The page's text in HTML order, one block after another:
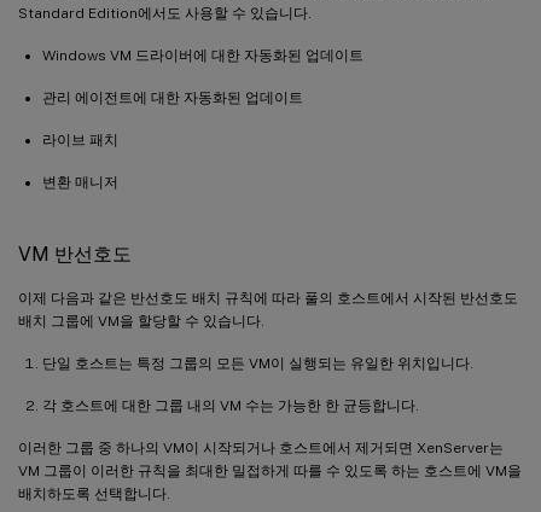
Standard Edition에서도 사용할 수 있습니다.
Windows VM 드라이버에 대한 자동화된 업데이트
관리 에이전트에 대한 자동화된 업데이트
라이브 패치
변환 매니저
VM 반선호도
이제 다음과 같은 반선호도 배치 규칙에 따라 풀의 호스트에서 시작된 반선호도
배치 그룹에 VM을 할당할 수 있습니다.
단일 호스트는 특정 그룹의 모든 VM이 실행되는 유일한 위치입니다.
각 호스트에 대한 그룹 내의 VM 수는 가능한 한 균등합니다.
이러한 그룹 중 하나의 VM이 시작되거나 호스트에서 제거되면 XenServer는
VM 그룹이 이러한 규칙을 최대한 밀접하게 따를 수 있도록 하는 호스트에 VM을
배치하도록 선택합니다.